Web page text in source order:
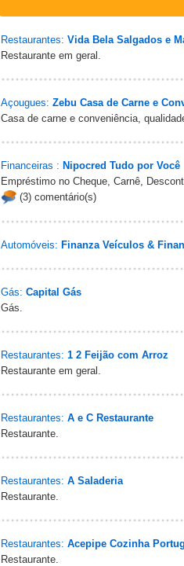
Restaurantes: Vida Bela Salgados e
Restaurante em geral.
Açougues: Zebu Casa de Carne e
Casa de carne e conveniência,
Financeiras : Nipocred Tudo por Você
Empréstimo no Cheque, Carnê,
(3) comentário(s)
Automóveis: Finanza Veículos &
Gás: Capital Gás
Gás.
Restaurantes: 1 2 Feijão com Arroz
Restaurante em geral.
Restaurantes: A e C Restaurante
Restaurante.
Restaurantes: A Saladeria
Restaurante.
Restaurantes: Acepipe Cozinha
Restaurante.